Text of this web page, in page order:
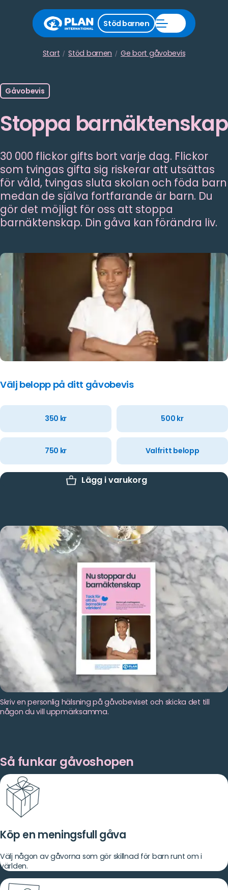
Start Stöd barnen Ge bort gåvobevis
Stäng
stödmeny
Stöd barnen
Stöd
barnen
Öppna
meny
Gåvobevis
Stoppa barnäktenskap
30 000 flickor gifts bort varje dag. Flickor
som tvingas gifta sig riskerar att utsättas
för våld, tvingas sluta skolan och föda barn
medan de själva fortfarande är barn. Du
gör det möjligt för oss att stoppa
barnäktenskap. Din gåva kan förändra liv.
Välj belopp på ditt gåvobevis
350 kr 500 kr
750 kr Valfritt belopp
Lägg i varukorg
Skriv en personlig hälsning på gåvobeviset och skicka det till
någon du vill uppmärksamma.
Så funkar gåvoshopen
Köp en meningsfull gåva
Välj någon av gåvorna som gör skillnad för barn runt om i
världen.